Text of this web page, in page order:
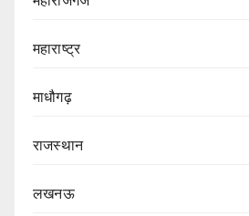
महाराष्ट्र
माधौगढ़
राजस्थान
लखनऊ